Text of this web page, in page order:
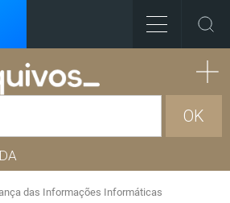
OK
das Informações Informáticas